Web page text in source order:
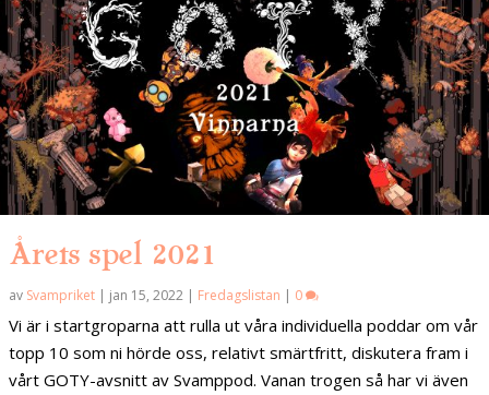
Årets spel 2021
av Svampriket | jan 15, 2022 | Fredagslistan | 0
Vi är i startgroparna att rulla ut våra individuella poddar om vår
topp 10 som ni hörde oss, relativt smärtfritt, diskutera fram i
vårt GOTY-avsnitt av Svamppod. Vanan trogen så har vi även